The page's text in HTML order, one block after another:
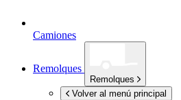
Camiones
Remolques
Remolques
Volver al menú principal